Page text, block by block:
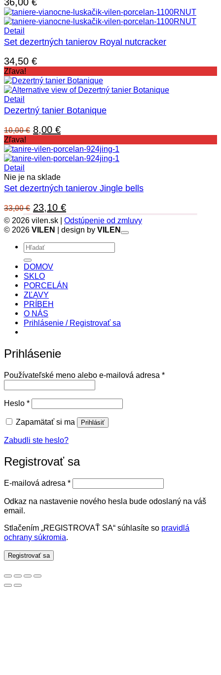
Detail
Set dezertných tanierov Royal nutcracker
34,50 €
Zľava!
Detail
Dezertný tanier Botanique
10,00€ Pôvodná
bola:
10,00 €.
8,00 €Aktuálna
je:
8,00 €.
Zľava!
Detail
Nie je na sklade
Set dezertných tanierov Jingle bells
33,00€ Pôvodná
cena
bola:
33,00 €.
23,10 €Aktuálna
cena
je:
23,10 €.
© 2026 vilen.sk | Odstúpenie od zmluvy
© 2026 VILEN | design by VILEN
Hľadať:
DOMOV
SKLO
PORCELÁN
ZĽAVY
PRÍBEH
O NÁS
Prihlásenie / Registrovať sa
Prihlásenie
Používateľské meno alebo e-mailová adresa *Povinné
Heslo *Povinné
Zapamätať si ma Prihlásiť
Zabudli ste heslo?
Registrovať sa
E-mailová adresa *Povinné
Odkaz na nastavenie nového hesla bude odoslaný na váš
email.
Stlačením „REGISTROVAŤ SA“ súhlasíte so pravidlá
ochrany súkromia.
Registrovať sa